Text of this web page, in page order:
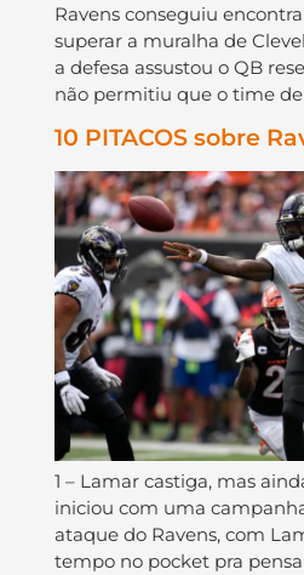
Ravens conseguiu
superar a muralha de
a defesa assustou o QB
não permitiu que o time
10 PITACOS sobre
1 – Lamar castiga, mas
iniciou com uma
ataque do Ravens, com
tempo no pocket pra